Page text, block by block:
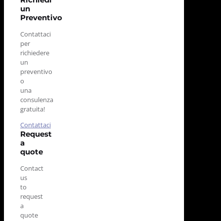
un
Preventivo
Contattaci
per
richiedere
un
preventivo
o
una
consulenza
gratuita!
Contattaci
Request
a
quote
Contact
us
to
request
a
quote